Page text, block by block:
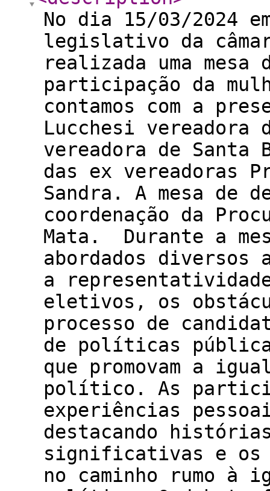
No dia 15/03/2024
legislativo da
realizada uma mesa
participação da
contamos com a
Lucchesi vereadora
vereadora de Santa
das ex vereadoras
Sandra. A mesa de
coordenação da
Mata. Durante a
abordados
a
eletivos, os
processo de
de políticas
que promovam a
político. As
experiências
destacando
significativas e os
no caminho rumo à